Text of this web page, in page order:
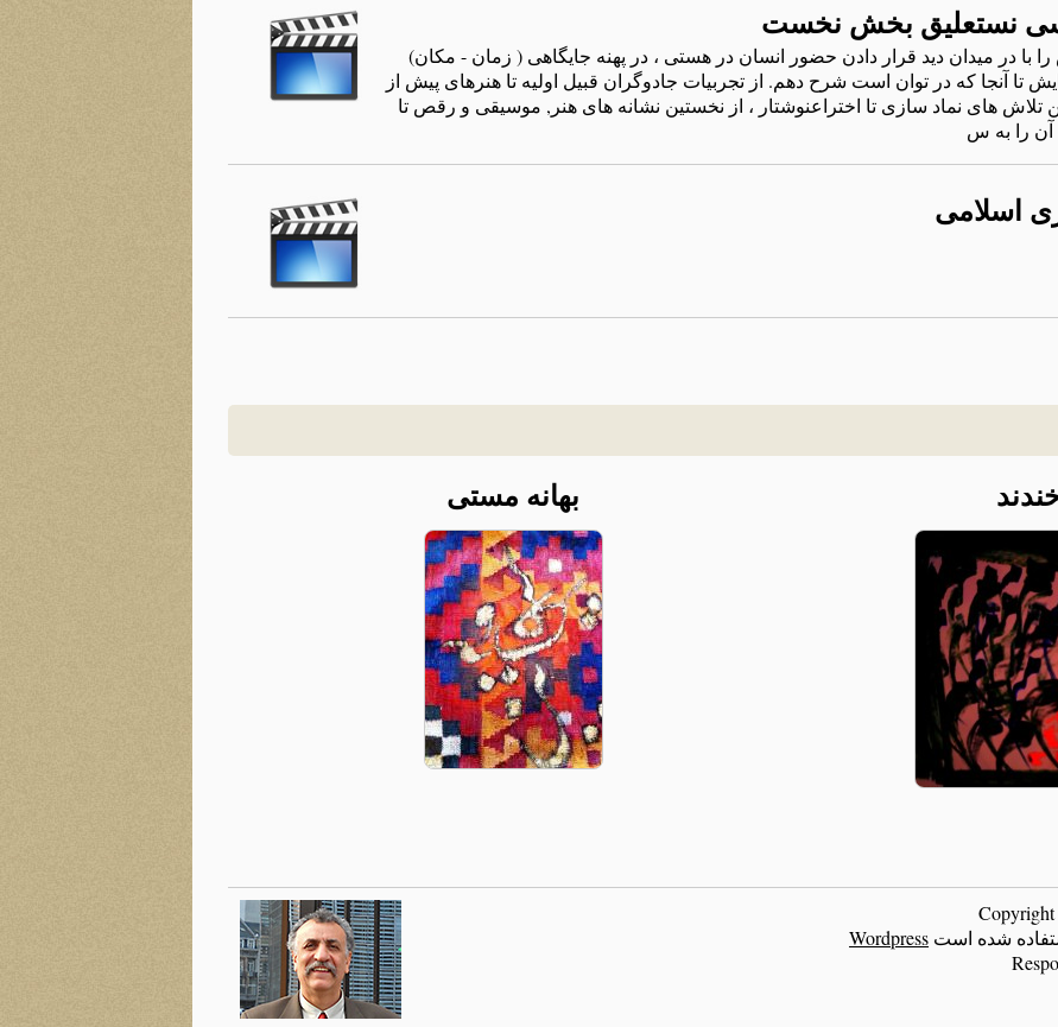
نستعلیق بخش نخست
با در میدان دید قرار دادن حضور انسان در هستی ، در پهنه جایگاهی ( زمان - مکان)
تا آنجا که در توان است شرح دهم. از تجربیات جادوگران قبیل اولیه تا هنرهای پیش از
تلاش های نماد سازی تا اختراعنوشتار ، از نخستین نشانه های هنر, موسیقی و رقص تا
آن را به س
اسلامی
بهانه مستی
شده است Wordpress